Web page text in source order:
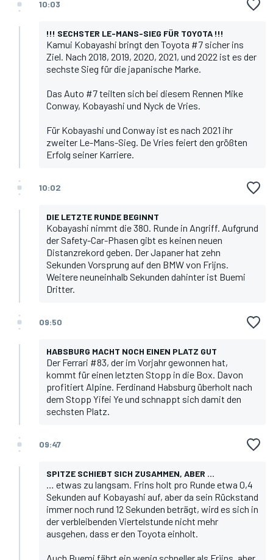
10:03
!!! SECHSTER LE-MANS-SIEG FÜR TOYOTA !!!
Kamui Kobayashi bringt den Toyota #7 sicher ins
Ziel. Nach 2018, 2019, 2020, 2021, und 2022 ist es der
sechste Sieg für die japanische Marke.
Das Auto #7 teilten sich bei diesem Rennen Mike
Conway, Kobayashi und Nyck de Vries.
Für Kobayashi und Conway ist es nach 2021 ihr
zweiter Le-Mans-Sieg. De Vries feiert den größten
Erfolg seiner Karriere.
10:02
DIE LETZTE RUNDE BEGINNT
Kobayashi nimmt die 380. Runde in Angriff. Aufgrund
der Safety-Car-Phasen gibt es keinen neuen
Distanzrekord geben. Der Japaner hat zehn
Sekunden Vorsprung auf den BMW von Frijns.
Weitere neuneinhalb Sekunden dahinter ist Buemi
Dritter.
09:50
HABSBURG MACHT NOCH EINEN PLATZ GUT
Der Ferrari #83, der im Vorjahr gewonnen hat,
kommt für einen letzten Stopp in die Box. Davon
profitiert Alpine. Ferdinand Habsburg überholt nach
dem Stopp Yifei Ye und schnappt sich damit den
sechsten Platz.
09:47
SPITZE SCHIEBT SICH ZUSAMMEN, ABER …
… etwas zu langsam. Frins holt pro Runde etwa 0,4
Sekunden auf Kobayashi auf, aber da sein Rückstand
immer noch rund 12 Sekunden beträgt, wird es sich in
der verbleibenden Viertelstunde nicht mehr
ausgehen, dass er den Toyota einholt.